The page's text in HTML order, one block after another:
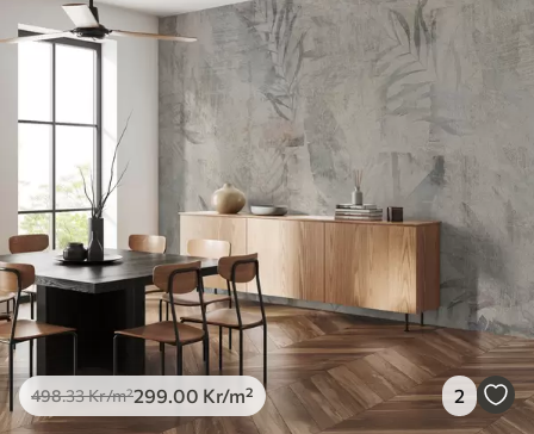
498.33Kr/m²299.00 Kr/m² 2